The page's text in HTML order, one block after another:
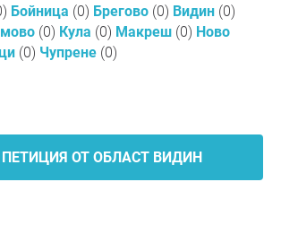
Бойница (0) Брегово (0) Видин (0)
(0) Кула (0) Макреш (0) Ново
(0) Чупрене (0)
ОТ ОБЛАСТ ВИДИН